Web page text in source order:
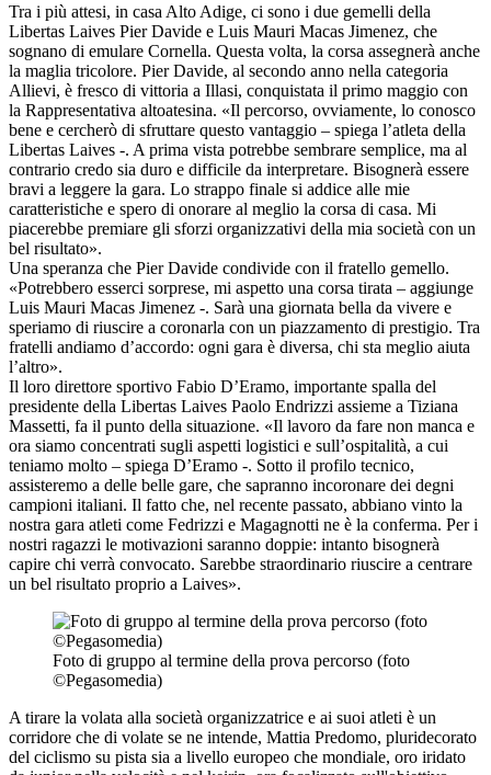
Tra i più attesi, in casa Alto Adige, ci sono i due gemelli della
Libertas Laives Pier Davide e Luis Mauri Macas Jimenez, che
sognano di emulare Cornella. Questa volta, la corsa assegnerà anche
la maglia tricolore. Pier Davide, al secondo anno nella categoria
Allievi, è fresco di vittoria a Illasi, conquistata il primo maggio con
la Rappresentativa altoatesina. «Il percorso, ovviamente, lo conosco
bene e cercherò di sfruttare questo vantaggio – spiega l’atleta della
Libertas Laives -. A prima vista potrebbe sembrare semplice, ma al
contrario credo sia duro e difficile da interpretare. Bisognerà essere
bravi a leggere la gara. Lo strappo finale si addice alle mie
caratteristiche e spero di onorare al meglio la corsa di casa. Mi
piacerebbe premiare gli sforzi organizzativi della mia società con un
bel risultato».
Una speranza che Pier Davide condivide con il fratello gemello.
«Potrebbero esserci sorprese, mi aspetto una corsa tirata – aggiunge
Luis Mauri Macas Jimenez -. Sarà una giornata bella da vivere e
speriamo di riuscire a coronarla con un piazzamento di prestigio. Tra
fratelli andiamo d’accordo: ogni gara è diversa, chi sta meglio aiuta
l’altro».
Il loro direttore sportivo Fabio D’Eramo, importante spalla del
presidente della Libertas Laives Paolo Endrizzi assieme a Tiziana
Massetti, fa il punto della situazione. «Il lavoro da fare non manca e
ora siamo concentrati sugli aspetti logistici e sull’ospitalità, a cui
teniamo molto – spiega D’Eramo -. Sotto il profilo tecnico,
assisteremo a delle belle gare, che sapranno incoronare dei degni
campioni italiani. Il fatto che, nel recente passato, abbiano vinto la
nostra gara atleti come Fedrizzi e Magagnotti ne è la conferma. Per i
nostri ragazzi le motivazioni saranno doppie: intanto bisognerà
capire chi verrà convocato. Sarebbe straordinario riuscire a centrare
un bel risultato proprio a Laives».
Foto di gruppo al termine della prova percorso (foto
©Pegasomedia)
A tirare la volata alla società organizzatrice e ai suoi atleti è un
corridore che di volate se ne intende, Mattia Predomo, pluridecorato
del ciclismo su pista sia a livello europeo che mondiale, oro iridato